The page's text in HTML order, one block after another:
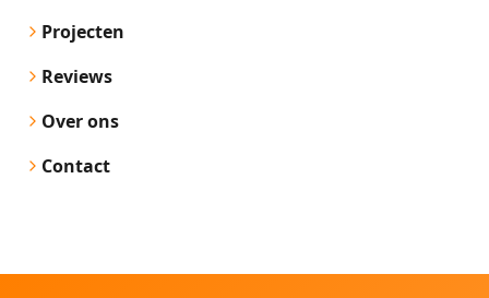
Projecten
Reviews
Over ons
Contact